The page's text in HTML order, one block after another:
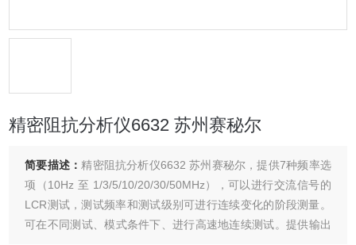
精密阻抗分析仪6632 苏州赛秘尔
简要描述： 精密阻抗分析仪6632 苏州赛秘尔，提供7种频率选
项（10Hz 至 1/3/5/10/20/30/50MHz），可以进行交流信号的
LCR测试，测试频率和测试级别可进行连续变化的阶段测量。
可在不同测试、模式条件下、进行高速地连续测试。提供输出